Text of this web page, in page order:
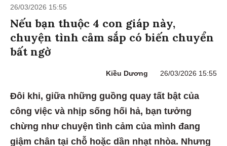
26/03/2026 15:55
Nếu bạn thuộc 4 con giáp này,
chuyện tình cảm sắp có biến chuyển
bất ngờ
Kiều Dương 26/03/2026 15:55
Đôi khi, giữa những guồng quay tất bật của
công việc và nhịp sống hối hả, bạn tưởng
chừng như chuyện tình cảm của mình đang
giậm chân tại chỗ hoặc dần nhạt nhòa. Nhưng